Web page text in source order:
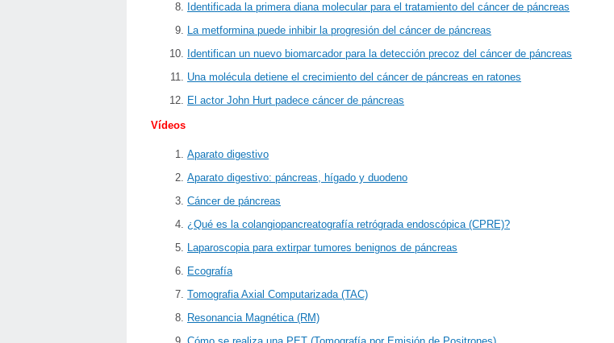
Identificada la primera diana molecular para el tratamiento del cáncer de páncreas
La metformina puede inhibir la progresión del cáncer de páncreas
Identifican un nuevo biomarcador para la detección precoz del cáncer de páncreas
Una molécula detiene el crecimiento del cáncer de páncreas en ratones
El actor John Hurt padece cáncer de páncreas
Vídeos
Aparato digestivo
Aparato digestivo: páncreas, hígado y duodeno
Cáncer de páncreas
¿Qué es la colangiopancreatografía retrógrada endoscópica (CPRE)?
Laparoscopia para extirpar tumores benignos de páncreas
Ecografía
Tomografia Axial Computarizada (TAC)
Resonancia Magnética (RM)